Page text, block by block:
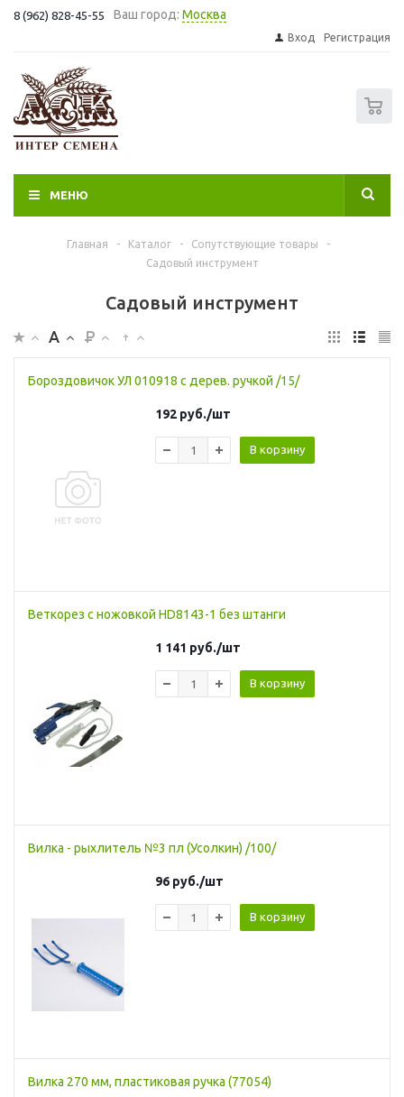
8 (962) 828-45-55 Ваш город: Москва
Вход Регистрация
МЕНЮ
Главная - Каталог - Сопутствующие товары
-
Садовый инструмент
Садовый инструмент
Бороздовичок УЛ 010918 с дерев. ручкой /15/
192 руб./шт
В корзину
Веткорез с ножовкой HD8143-1 без штанги
1 141 руб./шт
В корзину
Вилка - рыхлитель №3 пл (Усолкин) /100/
96 руб./шт
В корзину
Вилка 270 мм, пластиковая ручка (77054)